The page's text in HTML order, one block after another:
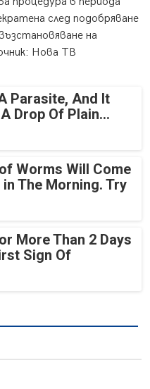
след подобряване
на
Нова ТВ
Parasite, And It
Drop Of Plain...
Worms Will Come
The Morning. Try
More Than 2 Days
Sign Of